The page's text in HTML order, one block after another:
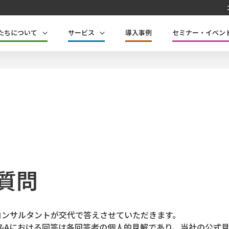
ちについて サービス 導入事例 セミナー・イベン
問
サルタントが交代で答えさせていただきます。